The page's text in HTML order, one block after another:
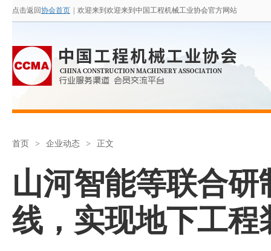
点击返回协会首页 欢迎来到欢迎来到中国工程机械工业协会官方网站
首页 > 企业动态 > 正文
山河智能等联合
线，实现地下工程